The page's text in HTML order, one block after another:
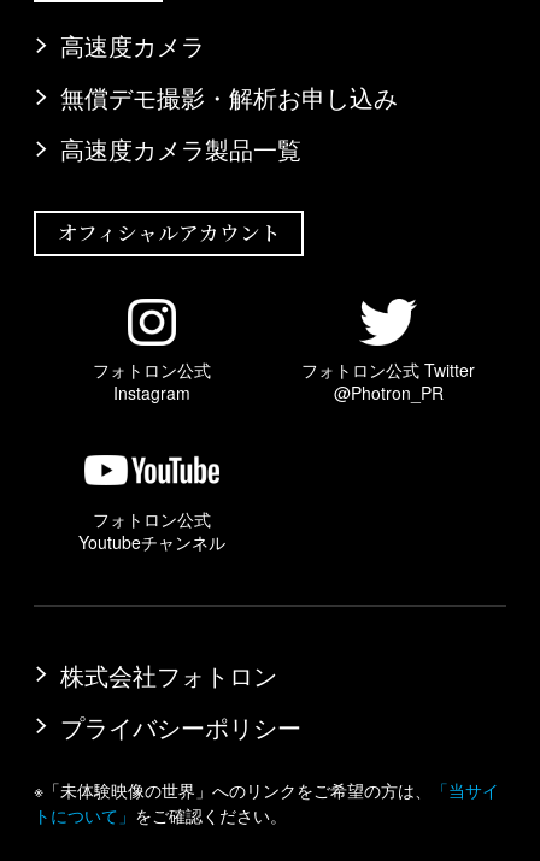
高速度カメラ
無償デモ撮影・解析お申し込み
高速度カメラ製品一覧
オフィシャルアカウント
フォトロン公式
Instagram
フォトロン公式 Twitter
@Photron_PR
フォトロン公式
Youtubeチャンネル
株式会社フォトロン
プライバシーポリシー
※「未体験映像の世界」へのリンクをご希望の方は、
「当サイ
トについて」 をご確認ください。